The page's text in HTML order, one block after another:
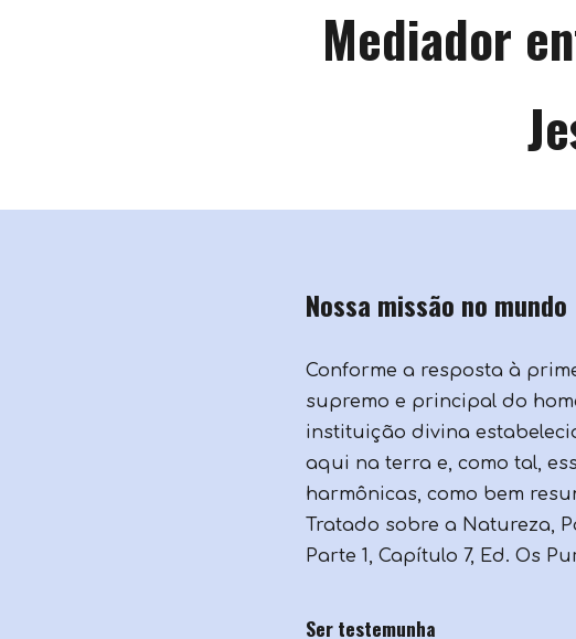
Mediador
Nossa missão no mundo
Conforme a resposta à
supremo e principal do
instituição divina
aqui na terra e, como tal,
harmônicas, como bem
Tratado sobre a Natureza,
Parte 1, Capítulo 7, Ed. Os
Ser testemunha